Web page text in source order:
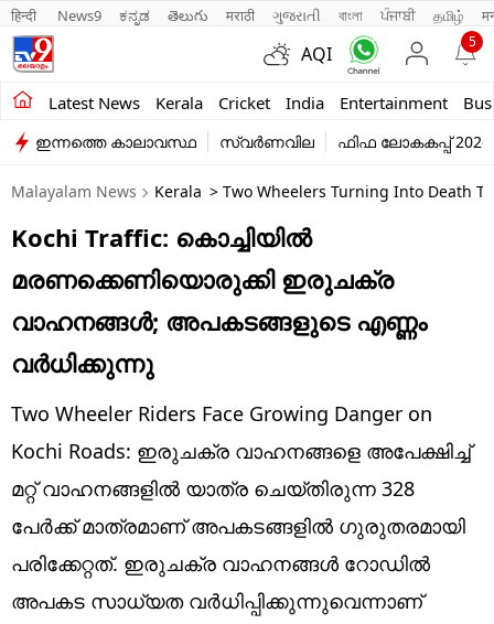
हिन्दी News9 ಕನ್ನಡ తెలుగు मराठी ગુજરાતી বাংলা ਪੰਜਾਬੀ தமிழ்
AQI
5
Latest News Kerala Cricket India Entertainment
Kerala
India
Entertainment
Business
Education
Sports
Lifestyle
world
Technology
Religion
Web Story
ഇന്നത്തെ കാലാവസ്ഥ സ്വർണവില ഫിഫ ലോകകപ്പ് 2026
Malayalam News Kerala > Two Wheelers Turning Into Death
Kochi Traffic: കൊച്ചിയില്‍
മരണക്കെണിയൊരുക്കി ഇരുചക്ര
വാഹനങ്ങള്‍; അപകടങ്ങളുടെ എണ്ണം
വര്‍ധിക്കുന്നു
Two Wheeler Riders Face Growing Danger on
Kochi Roads: ഇരുചക്ര വാഹനങ്ങളെ അപേക്ഷിച്ച്
മറ്റ് വാഹനങ്ങളില്‍ യാത്ര ചെയ്തിരുന്ന 328
പേര്‍ക്ക് മാത്രമാണ് അപകടങ്ങളില്‍ ഗുരുതരമായി
പരിക്കേറ്റത്. ഇരുചക്ര വാഹനങ്ങള്‍ റോഡില്‍
അപകട സാധ്യത വര്‍ധിപ്പിക്കുന്നുവെന്നാണ്